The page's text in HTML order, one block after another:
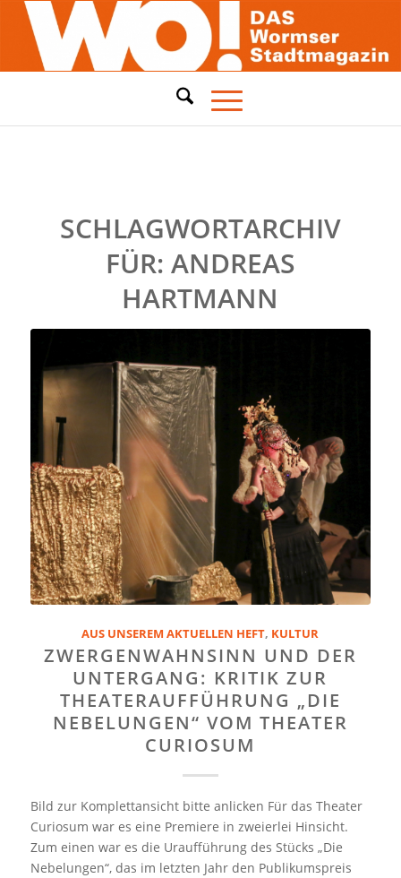
SCHLAGWORTARCHIV
FÜR: ANDREAS
HARTMANN
AUS UNSEREM AKTUELLEN HEFT, KULTUR
ZWERGENWAHNSINN UND DER
UNTERGANG: KRITIK ZUR
THEATERAUFFÜHRUNG „DIE
NEBELUNGEN“ VOM THEATER
CURIOSUM
Bild zur Komplettansicht bitte anlicken Für das Theater
Curiosum war es eine Premiere in zweierlei Hinsicht.
Zum einen war es die Uraufführung des Stücks „Die
Nebelungen“, das im letzten Jahr den Publikumspreis